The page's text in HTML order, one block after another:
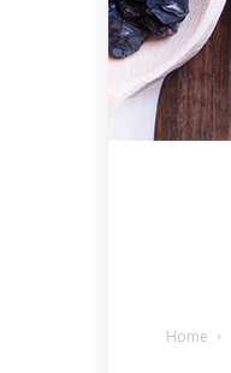
Home